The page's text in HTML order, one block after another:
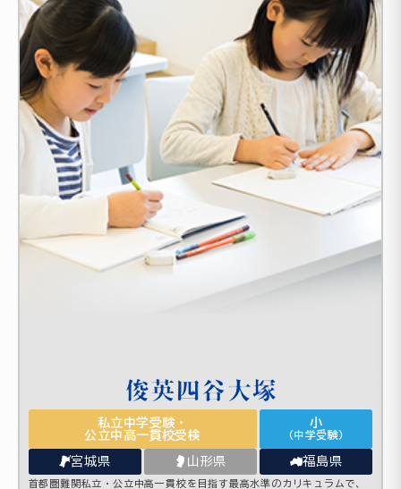
私立中学受験・
公立中高一貫校受検
小
（中学受験）
宮城県 山形県 福島県
首都圏難関私立・公立中高一貫校を目指す最高水準のカリキュラムで、